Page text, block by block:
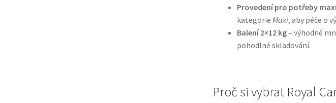
Provedení pro potřeby
kategorie Maxi, aby péče o
Balení 2×12 kg– výhodné
pohodlné skladování.
Proč si vybrat Royal